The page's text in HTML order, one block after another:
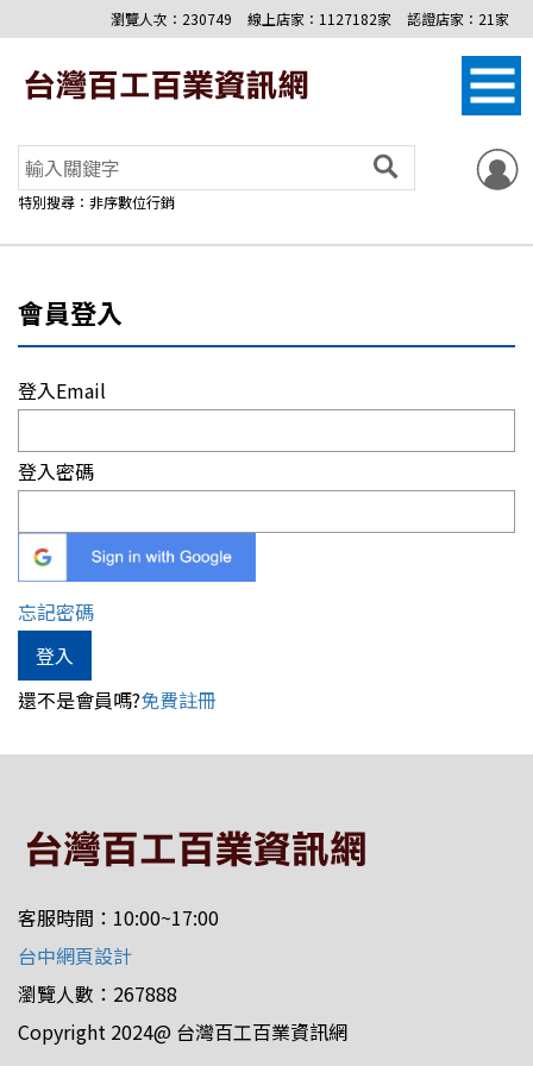
瀏覽人次：230749 線上店家：1127182家 認證店家：21家
特別搜尋：非序數位行銷
會員登入
登入Email
登入密碼
忘記密碼
還不是會員嗎?免費註冊
客服時間：10:00~17:00
台中網頁設計
瀏覽人數：267888
Copyright 2024@ 台灣百工百業資訊網